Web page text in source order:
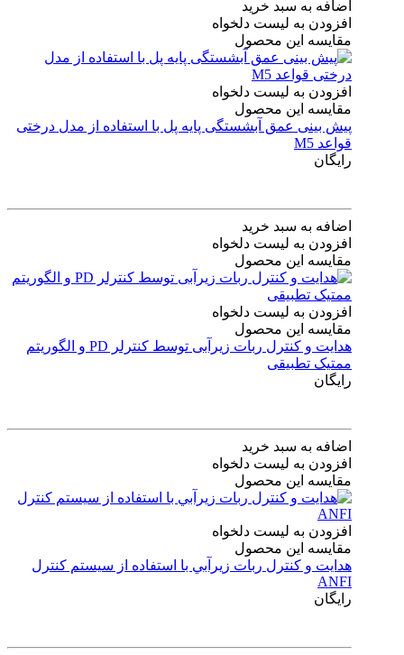
اضافه به سبد خرید
افزودن به لیست دلخواه
مقایسه این محصول
افزودن به لیست دلخواه
مقایسه این محصول
پیش بینی عمق آبشستگی پایه پل با استفاده از مدل درختی
قواعد M5
رایگان
اضافه به سبد خرید
افزودن به لیست دلخواه
مقایسه این محصول
افزودن به لیست دلخواه
مقایسه این محصول
هدایت و کنترل ربات زیرآبی توسط کنترلر PD و الگوریتم
ممتیک تطبیقی
رایگان
اضافه به سبد خرید
افزودن به لیست دلخواه
مقایسه این محصول
افزودن به لیست دلخواه
مقایسه این محصول
هدايت و كنترل ربات زيرآبي با استفاده از سيستم كنترل
ANFI
رایگان